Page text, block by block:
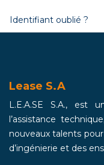
Identifiant oublié ?
Lease S.A
L.E.A.SE S.A., est
l’assistance
nouveaux talents
d’ingénierie et des